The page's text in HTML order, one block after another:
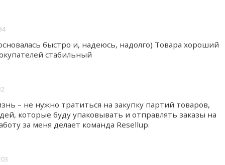
быстро и, надеюсь, надолго) Товара хороший
стабильный
– не нужно тратиться на закупку партий товаров,
которые буду упаковывать и отправлять заказы на
за меня делает команда Resellup.